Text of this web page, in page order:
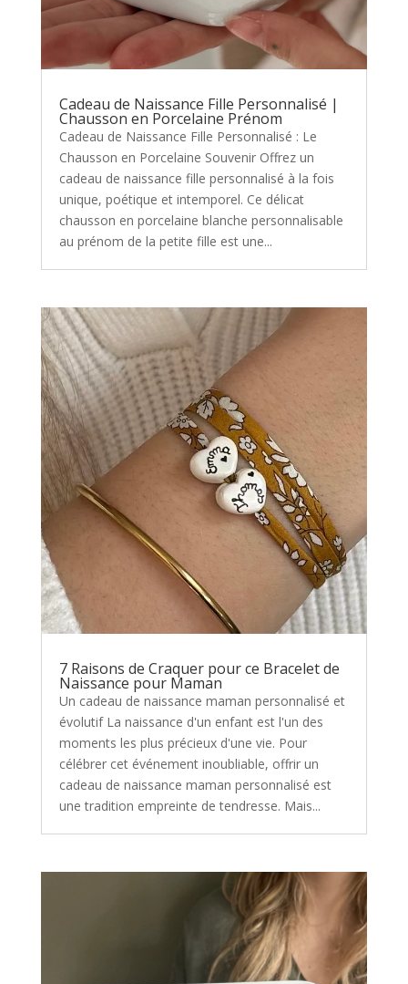
Cadeau de Naissance Fille Personnalisé |
Chausson en Porcelaine Prénom
Cadeau de Naissance Fille Personnalisé : Le
Chausson en Porcelaine Souvenir Offrez un
cadeau de naissance fille personnalisé à la fois
unique, poétique et intemporel. Ce délicat
chausson en porcelaine blanche personnalisable
au prénom de la petite fille est une...
7 Raisons de Craquer pour ce Bracelet de
Naissance pour Maman
Un cadeau de naissance maman personnalisé et
évolutif La naissance d'un enfant est l'un des
moments les plus précieux d'une vie. Pour
célébrer cet événement inoubliable, offrir un
cadeau de naissance maman personnalisé est
une tradition empreinte de tendresse. Mais...